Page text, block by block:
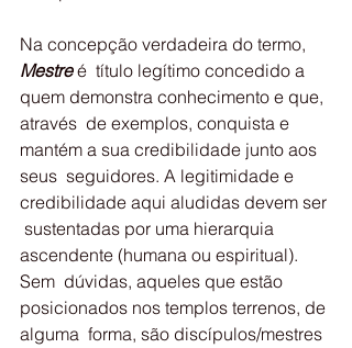
Na concepção verdadeira do termo,
Mestre é  título legítimo concedido a
quem demonstra conhecimento e que,
através  de exemplos, conquista e
mantém a sua credibilidade junto aos
seus  seguidores. A legitimidade e
credibilidade aqui aludidas devem ser
sustentadas por uma hierarquia
ascendente (humana ou espiritual).
Sem  dúvidas, aqueles que estão
posicionados nos templos terrenos, de
alguma  forma, são discípulos/mestres